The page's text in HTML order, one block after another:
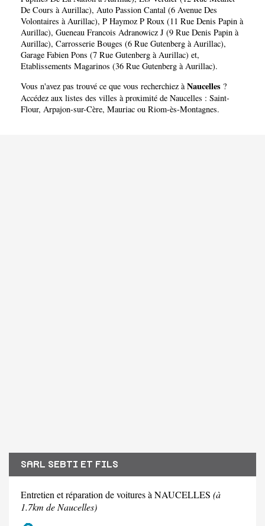
De Cours à Aurillac), Auto Passion Cantal (6 Avenue Des
Volontaires à Aurillac), P Haymoz P Roux (11 Rue Denis Papin à
Aurillac), Gueneau Francois Adranowicz J (9 Rue Denis Papin à
Aurillac), Carrosserie Bouges (6 Rue Gutenberg à Aurillac),
Garage Fabien Pons (7 Rue Gutenberg à Aurillac) et,
Etablissements Magarinos (36 Rue Gutenberg à Aurillac).
Vous n'avez pas trouvé ce que vous recherchiez àNaucelles ?
Accédez aux listes des villes à proximité de Naucelles : Saint-
Flour, Arpajon-sur-Cère, Mauriac ou Riom-ès-Montagnes.
SARL SEBTI ET FILS
Entretien et réparation de voitures à NAUCELLES (à
1.7km de Naucelles)